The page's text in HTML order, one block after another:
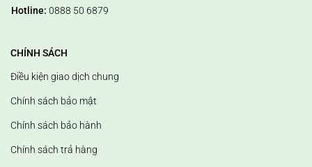
Hotline: 0888 50 6879
CHÍNH SÁCH
Điều kiện giao dịch chung
Chính sách bảo mật
Chính sách bảo hành
Chính sách trả hàng